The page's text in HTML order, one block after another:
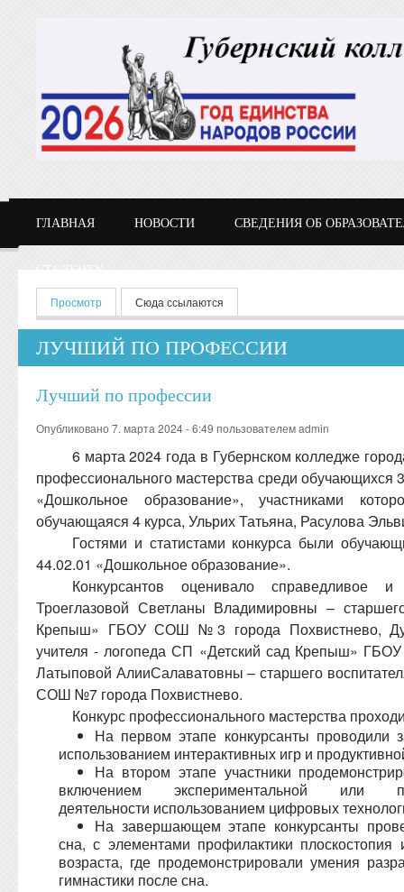
ГЛАВНАЯ НОВОСТИ СВЕДЕНИЯ ОБ
СТУДЕНТУ
Главные вкладки
Просмотр (активная вкладка)
Сюда ссылаются
ЛУЧШИЙ ПО ПРОФЕССИИ
Лучший по профессии
Опубликовано 7. марта 2024 - 6:49 пользователемadmin
6 марта 2024 года в Губернском колледже
профессионального мастерства среди обучающихся
«Дошкольное образование», участниками
обучающаяся 4 курса, Ульрих Татьяна, Расулова
Гостями и статистами конкурса были
44.02.01 «Дошкольное образование».
Конкурсантов оценивало
Троеглазовой Светланы Владимировны –
Крепыш» ГБОУ СОШ №3 города Похвистнево,
учителя - логопеда СП «Детский сад Крепыш»
Латыповой АлииСалаватовны – старшего
СОШ №7 города Похвистнево.
Конкурс профессионального мастерства
На первом этапе конкурсанты проводили
использованием интерактивных игр и
На втором этапе участники
включением экспериментальной или
деятельности использованием цифровых
На завершающем этапе конкурсанты
сна, с элементами профилактики плоскостопия
возраста, где продемонстрировали умения
гимнастики после сна.